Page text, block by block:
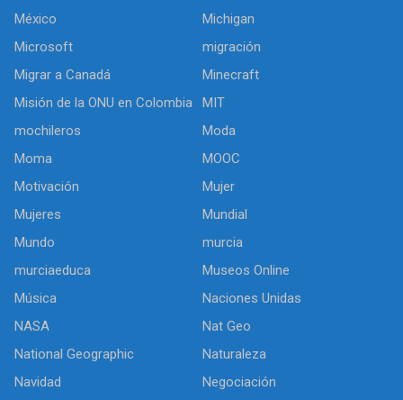
México
Michigan
Microsoft
migración
Migrar a Canadá
Minecraft
Misión de la ONU en Colombia
MIT
mochileros
Moda
Moma
MOOC
Motivación
Mujer
Mujeres
Mundial
Mundo
murcia
murciaeduca
Museos Online
Música
Naciones Unidas
NASA
Nat Geo
National Geographic
Naturaleza
Navidad
Negociación